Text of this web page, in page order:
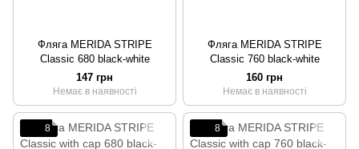
Фляга MERIDA STRIPE
Classic 680 black-white
147 грн
Немає в наявності
Фляга MERIDA STRIPE
Classic 760 black-white
160 грн
Немає в наявності
8 8